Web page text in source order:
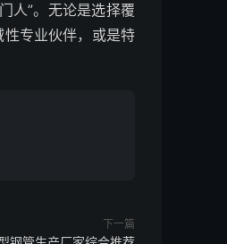
人”。无论是选择覆
专业伙伴，或是特
下一篇